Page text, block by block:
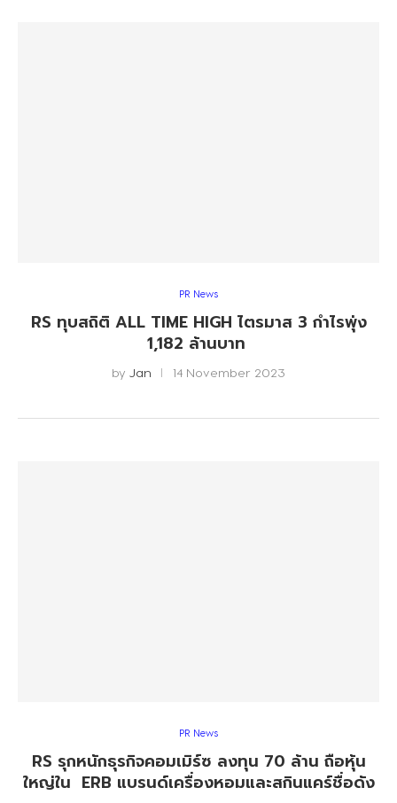
PR News
RS ทุบสถิติ ALL TIME HIGH ไตรมาส 3 กำไรพุ่ง
1,182 ล้านบาท
by Jan 14 November 2023
PR News
RS รุกหนักธุรกิจคอมเมิร์ซ ลงทุน 70 ล้าน ถือหุ้น
ใหญ่ใน ERB แบรนด์เครื่องหอมและสกินแคร์ชื่อดัง